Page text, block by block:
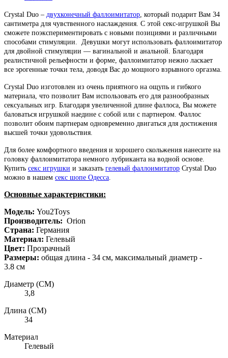
Crystal Duo – двухконечный фаллоимитатор , который подарит Вам 34
сантиметра для чувственного наслаждения. С этой секс-игрушкой Вы
сможете поэкспериментировать с новыми позициями и различными
способами стимуляции. Девушки могут использовать фаллоимитатор
для двойной стимуляции — вагинальной и анальной. Благодаря
реалистичной рельефности и форме, фаллоимитатор нежно ласкает
все эрогенные точки тела, доводя Вас до мощного взрывного оргазма.
Crystal Duo изготовлен из очень приятного на ощупь и гибкого
материала, что позволит Вам использовать его для разнообразных
сексуальных игр. Благодаря увеличенной длине фаллоса, Вы можете
баловаться игрушкой наедине с собой или с партнером. Фаллос
позволит обоим партнерам одновременно двигаться для достижения
высшей точки удовольствия.
Для более комфортного введения и хорошего скольжения нанесите на
головку фаллоимитатора немного лубриканта на водной основе.
Купить секс игрушки и заказать гелевый фаллоимитатор Crystal Duo
можно в нашем секс шопе Одесса
Основные характеристики:
Модель: You2Toys
Производитель: Orion
Страна: Германия
Материал: Гелевый
Цвет: Прозрачный
Размеры: общая длина - 34 см, максимальный диаметр -
3.8 см
Диаметр (СМ)
3,8
Длина (СМ)
34
Материал
Гелевый